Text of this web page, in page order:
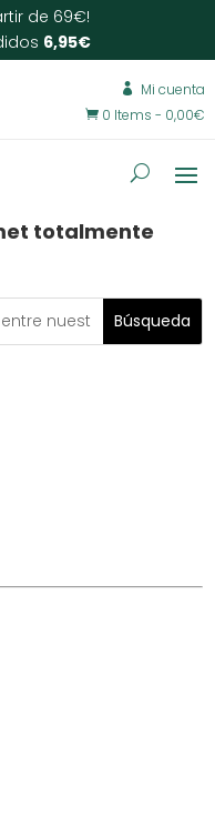
de 69€!
6,95€
 Mi cuenta
 0 Items - 0,00€
totalmente